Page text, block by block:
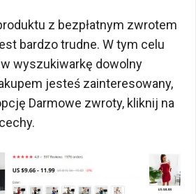
z bezpłatnym zwrotem
bardzo trudne. W tym celu
wyszukiwarkę dowolny
jesteś zainteresowany,
Darmowe zwroty, kliknij na